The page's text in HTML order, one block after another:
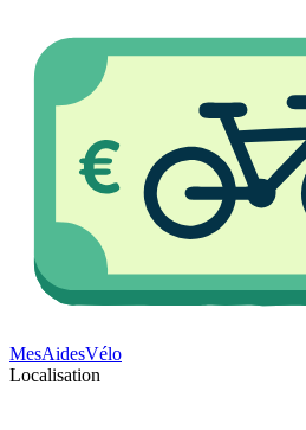
MesAidesVélo
Localisation